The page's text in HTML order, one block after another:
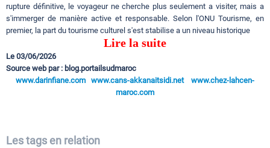
rupture définitive, le voyageur ne cherche plus seulement a visiter, mais a
s'immerger de manière active et responsable. Selon l'ONU Tourisme, en
premier, la part du tourisme culturel s'est stabilise a un niveau historique
Lire la suite
Le 03/06/2026
Source web par : blog.portailsudmaroc
www.darinfiane.com www.cans-akkanaitsidi.net
www.chez-lahcen-
maroc.com
Les tags en relation